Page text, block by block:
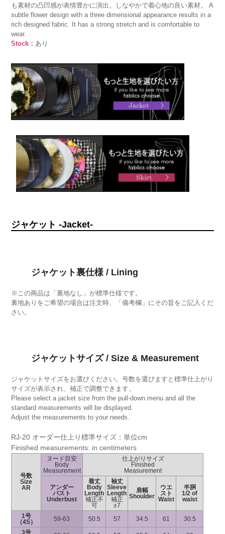
も素材の凸凹感が表情豊かに演出。しなやかで着心地の良い素材。 A
subtle flower design with a three dimensional appearance results in a
rich designed fabric. It has a strong stretch and is comfortable to
wear.
Stock：あり
ジャケット -Jacket-
ジャケット裏仕様 / Lining
※この商品は「裏地なし」が標準仕様です。
裏地ありをご希望の場合は注文時、「備考欄」にその旨をご記入くだ
さい。
ジャケットサイズ / Size & Measurement
ジャケットサイズをお選びください。号数を選びますと標準仕上がり
サイズが表示され、補正で調整できます。
Please select a jacket size from the pull-down menu and all the
standard measurements will be displayed.
Adjust the measurements to your needs.
RJ-20 オーダー仕上り標準サイズ：単位cm
Finished measurements: in centimeters
号数
Size
AR
ヌード目安
Body
Measurement
仕上がりサイズ
Finished
Measurement
アンダー
バスト
Underbust
着丈
Body
Length
補正不
可
袖丈
Sleeve
Length
補正
±7
肩幅
Shoulder
ウエ
スト
Waist
半胴
1/2 of
waist
1号
（4S）
59-63 50.5 57 34.5 61
30.5
3号